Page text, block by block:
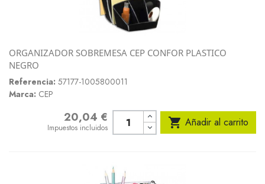
ORGANIZADOR SOBREMESA CEP CONFOR PLASTICO
NEGRO
Referencia: 57177-1005800011
Marca: CEP
Precio20,04 €
Impuestos incluidos  Añadir al carrito